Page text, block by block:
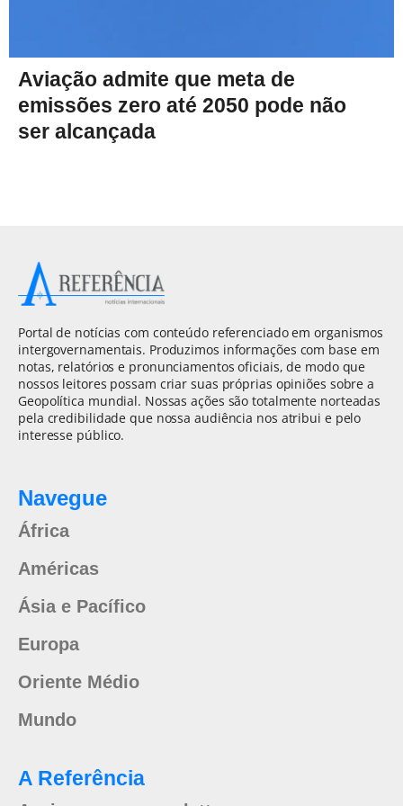
Aviação admite que meta de
emissões zero até 2050 pode não
ser alcançada
Portal de notícias com conteúdo referenciado em organismos
intergovernamentais. Produzimos informações com base em
notas, relatórios e pronunciamentos oficiais, de modo que
nossos leitores possam criar suas próprias opiniões sobre a
Geopolítica mundial. Nossas ações são totalmente norteadas
pela credibilidade que nossa audiência nos atribui e pelo
interesse público.
Navegue
África
Américas
Ásia e Pacífico
Europa
Oriente Médio
Mundo
A Referência